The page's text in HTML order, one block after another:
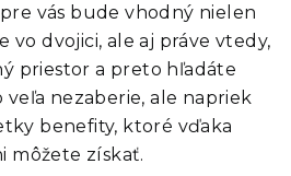
vás bude vhodný nielen
vo dvojici, ale aj práve vtedy,
priestor a preto hľadáte
nezaberie, ale napriek
benefity, ktoré vďaka
môžete získať.